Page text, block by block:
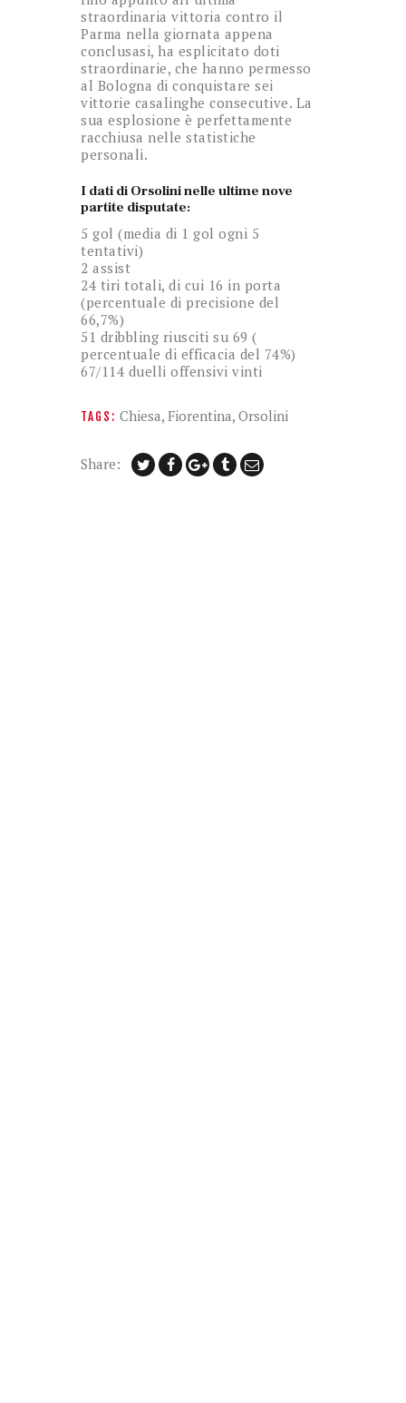
straordinaria vittoria contro il
Parma nella giornata appena
conclusasi, ha esplicitato doti
straordinarie, che hanno permesso
al Bologna di conquistare sei
vittorie casalinghe consecutive. La
sua esplosione è perfettamente
racchiusa nelle statistiche
personali.
I dati di Orsolini nelle ultime nove
partite disputate:
5 gol (media di 1 gol ogni 5
tentativi)
2 assist
24 tiri totali, di cui 16 in porta
(percentuale di precisione del
66,7%)
51 dribbling riusciti su 69 (
percentuale di efficacia del 74%)
67/114 duelli offensivi vinti
TAGS: Chiesa, Fiorentina, Orsolini
Share: